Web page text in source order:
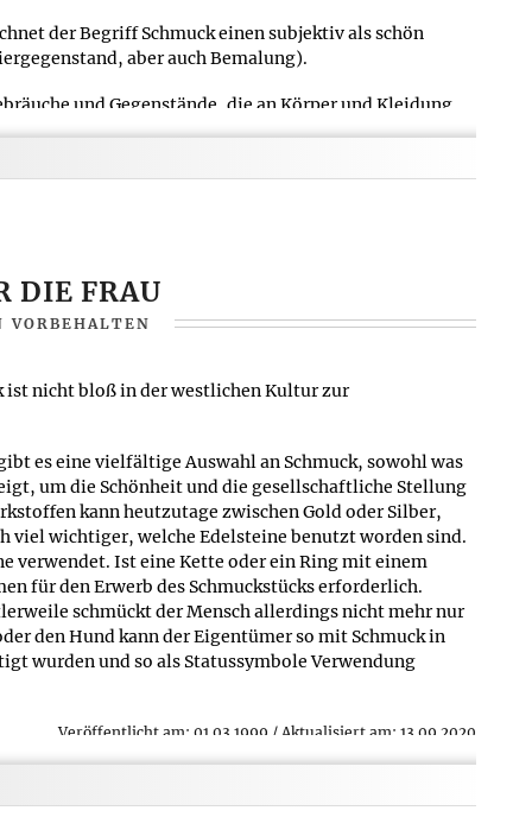
der Begriff Schmuck einen subjektiv als schön
aber auch Bemalung).
und Gegenstände, die an Körper und Kleidung
und der Zierde dienen. Schmuck bezeichnet auch die
zu analogen Zwecken als Kommunikationsmittel im
im Sinne von wertvollen Kostbarkeiten
oder Pretiosen.
DIE FRAU
VORBEHALTEN
ist nicht bloß in der westlichen Kultur zur
es eine vielfältige Auswahl an Schmuck, sowohl was
um die Schönheit und die gesellschaftliche Stellung
kann heutzutage zwischen Gold oder Silber,
viel wichtiger, welche Edelsteine benutzt worden sind.
verwendet. Ist eine Kette oder ein Ring mit einem
für den Erwerb des Schmuckstücks erforderlich.
schmückt der Mensch allerdings nicht mehr nur
den Hund kann der Eigentümer so mit Schmuck in
wurden und so als Statussymbole Verwendung
Veröffentlicht am: 01.03.1999 / Aktualisiert am: 13.09.2020